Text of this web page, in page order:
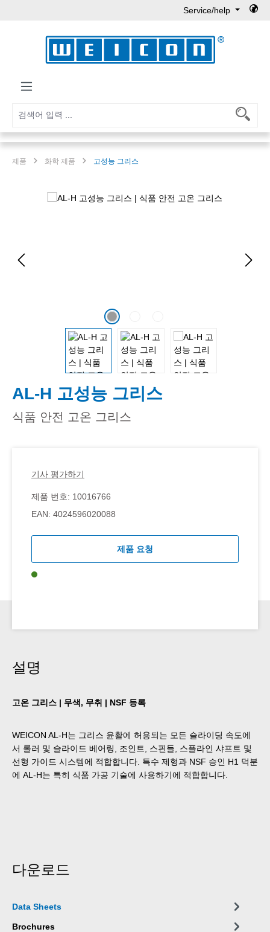
Service/help
제품 화학 제품 고성능 그리스
Skip image gallery
AL-H 고성능 그리스
식품 안전 고온 그리스
기사 평가하기
제품 번호: 10016766
EAN: 4024596020088
제품 요청
설명
고온 그리스 | 무색, 무취 | NSF 등록
WEICON AL-H는 그리스 윤활에 허용되는 모든 슬라이딩 속도에
서 롤러 및 슬라이드 베어링, 조인트, 스핀들, 스플라인 샤프트 및
선형 가이드 시스템에 적합합니다. 특수 제형과 NSF 승인 H1 덕분
에 AL-H는 특히 식품 가공 기술에 사용하기에 적합합니다.
다운로드
Data Sheets
Brochures